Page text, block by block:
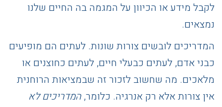
לקבל מידע או הכיוון על המגמה בה החיים שלנו
נמצאים.
המדריכים לובשים צורות שונות. לעתים הם מופיעים
כבני אדם, לעתים כבעלי חיים, לעתים כחוצנים או
מלאכים. מה שחשוב לזכור זה שבמציאות הרוחנית
אין צורות אלא רק אנרגיה. כלומר, המדריכים לא